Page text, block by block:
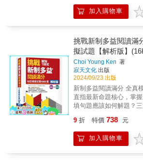
做完模擬試題，最重要
答時的盲點。本書提供
並針對容易落入的陷阱
四國口音，強化聽力敏
口音的敏銳度是多益聽
書收錄英、美、加、澳
錄音員以實際測驗的語
載免費MP3，並反覆聆
敏銳度。多益高頻字彙
聽力測驗中獲得高分，
書收錄多益測驗常見的
的內容！獨家答題「答
道題目解說皆附上「答
English School 滿分教
對該題的比例。考生可
訓練，輕鬆破解長文難
題型種類繁多，尤其是
考生的挑戰。如果您常
感到時間緊迫或答案難
可或缺的工具！本書設
應考訓練，讓你逐步掌
題型的解題技巧。從
子」題型開始，本書幫
意理解能力，為後續更
好基礎。隨後，Week
中常見的應用題型，涵
息對話、表格單據、新
知公告等實際情境下的
應對各類文體與資訊型
練習題與詳細的解題步
率並掌握文章結構，迅
的大藍圖！1. 猜題模力
出題重點！歷經20,000
多益滿分的「多益滿分
益出題公式，熟悉主考
測，保證讓考生一秒就
題重點！2. 解題模力──
Part 5-6題目！書中歸納
型，並公開「多益滿分
情境類型的必勝攻略法
280題Part 5-6實戰問題
跟著模王的邏輯解題，
型！「多益滿分模王」從
細講解、考點提示、解
診斷測驗掌握學習現狀
學習計劃，就能有效提
祕笈」！「多益滿分模
經20,000題多益考題洗
王」大里秀介老師，模
「多益考點」、掌握「
掌握重點、輕鬆破解題
次就能考到多益滿分990
點，多益990分的「多益
益考試、多益聽讀寫滿
大里秀介老師」，歷經
出題官更了解多益考試
官思維、分析必考題型
礙、順利考到滿分990分
藍圖！1. 猜題模力──模
重點！歷經20,000題考
寫滿分的「多益滿分模
加入購物車
挑戰新制多益閱讀滿
擬試題【解析版】
Choi Young Ken 著
寂天文化 出版
2024/09/23 出版
新制多益閱讀滿分 全真
直指最新命題核心，掌
填句題應該如何解題？
制多益閱讀全真模擬試題
本！逐題中英對照與解
法，目標滿分！&&本書
9 折 特價 738 元
加入購物車